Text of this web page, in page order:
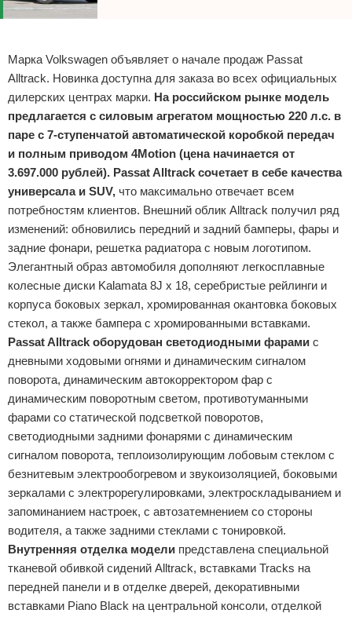
Марка Volkswagen объявляет о начале продаж Passat
Alltrack. Новинка доступна для заказа во всех официальных
дилерских центрах марки. На российском рынке модель
предлагается с силовым агрегатом мощностью 220 л.с. в
паре с 7-ступенчатой автоматической коробкой передач
и полным приводом 4Motion (цена начинается от
3.697.000 рублей). Passat Alltrack сочетает в себе качества
универсала и SUV, что максимально отвечает всем
потребностям клиентов. Внешний облик Alltrack получил ряд
изменений: обновились передний и задний бамперы, фары и
задние фонари, решетка радиатора с новым логотипом.
Элегантный образ автомобиля дополняют легкосплавные
колесные диски Kalamata 8J x 18, серебристые рейлинги и
корпуса боковых зеркал, хромированная окантовка боковых
стекол, а также бампера с хромированными вставками.
Passat Alltrack оборудован светодиодными фарами с
дневными ходовыми огнями и динамическим сигналом
поворота, динамическим автокорректором фар с
динамическим поворотным светом, противотуманными
фарами со статической подсветкой поворотов,
светодиодными задними фонарями с динамическим
сигналом поворота, теплоизолирующим лобовым стеклом с
безнитевым электрообогревом и звукоизоляцией, боковыми
зеркалами с электрорегулировками, электроскладыванием и
запоминанием настроек, с автозатемнением со стороны
водителя, а также задними стеклами с тонировкой.
Внутренняя отделка модели представлена специальной
тканевой обивкой сидений Alltrack, вставками Tracks на
передней панели и в отделке дверей, декоративными
вставками Piano Black на центральной консоли, отделкой